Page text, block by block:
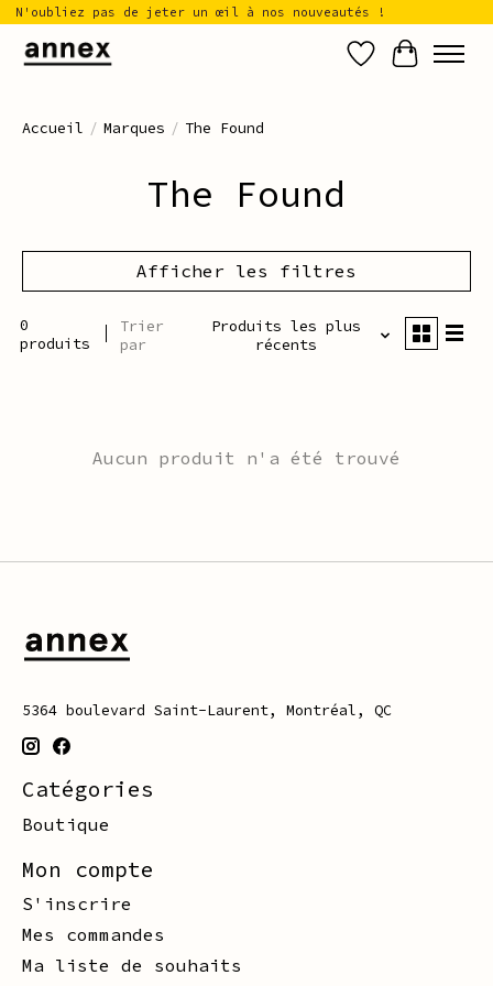
N'oubliez pas de jeter un œil à nos nouveautés !
Liste de
Panier
Accueil / Marques / The Found
The Found
Afficher les filtres
0
produits
Trier
par
Produits les plus
récents
Aucun produit n'a été trouvé
5364 boulevard Saint-Laurent, Montréal, QC
Catégories
Boutique
Mon compte
S'inscrire
Mes commandes
Ma liste de souhaits